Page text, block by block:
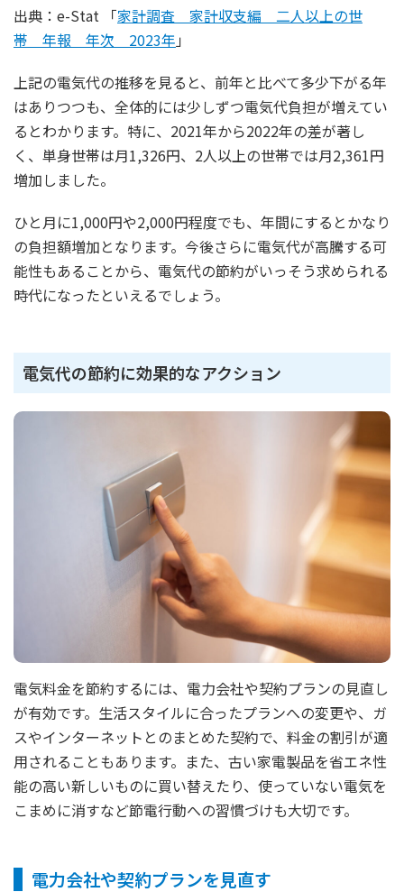
出典：e-Stat 「家計調査 家計収支編 二人以上の世
帯 年報 年次 2023年 」
上記の電気代の推移を見ると、前年と比べて多少下がる年
はありつつも、全体的には少しずつ電気代負担が増えてい
るとわかります。特に、2021年から2022年の差が著し
く、単身世帯は月1,326円、2人以上の世帯では月2,361円
増加しました。
ひと月に1,000円や2,000円程度でも、年間にするとかなり
の負担額増加となります。今後さらに電気代が高騰する可
能性もあることから、電気代の節約がいっそう求められる
時代になったといえるでしょう。
電気代の節約に効果的なアクション
電気料金を節約するには、電力会社や契約プランの見直し
が有効です。生活スタイルに合ったプランへの変更や、ガ
スやインターネットとのまとめた契約で、料金の割引が適
用されることもあります。また、古い家電製品を省エネ性
能の高い新しいものに買い替えたり、使っていない電気を
こまめに消すなど節電行動への習慣づけも大切です。
電力会社や契約プランを見直す